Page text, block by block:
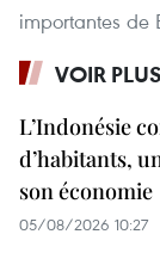
importantes de
VOIR PLUS
L’Indonésie
d’habitants,
son économie
05/08/2026 10:27